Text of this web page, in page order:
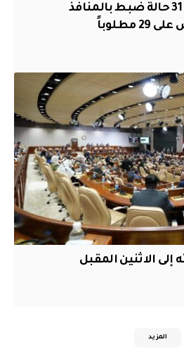
الأمن الوطني: تنفيذ 31 حالة ضبط بالمنافذ
إلى الاثنين المقبل
المزيد